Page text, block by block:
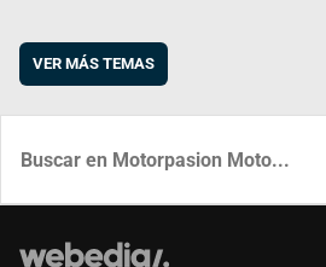
VER MÁS TEMAS